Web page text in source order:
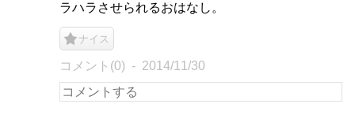
ラハラさせられるおはなし。
ナイス
コメント(0) 2014/11/30